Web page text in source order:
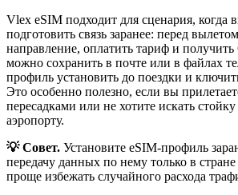
Vlex eSIM подходит для сценария, когда
подготовить связь заранее: перед
направление, оплатить тариф и
можно сохранить в почте или в файлах
профиль установить до поездки и
Это особенно полезно, если вы
пересадками или не хотите искать стойку
аэропорту.
💡 Совет. Установите eSIM-профиль
передачу данных по нему только в
проще избежать случайного расхода